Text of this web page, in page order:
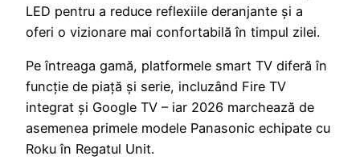
LED pentru a reduce reflexiile deranjante și a
oferi o vizionare mai confortabilă în timpul zilei.
Pe întreaga gamă, platformele smart TV diferă în
funcție de piață și serie, incluzând Fire TV
integrat și Google TV – iar 2026 marchează de
asemenea primele modele Panasonic echipate cu
Roku în Regatul Unit.